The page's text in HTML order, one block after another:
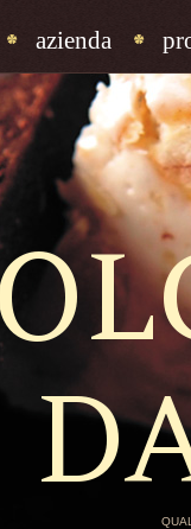
azienda